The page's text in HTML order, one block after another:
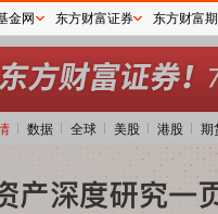
数据 全球 美股 港股 期
金网 东方财富证券 东方财富